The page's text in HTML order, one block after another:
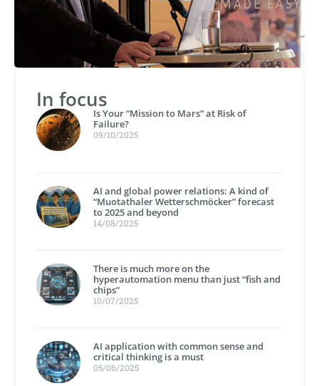
In focus
Is Your “Mission to Mars” at Risk of
Failure?
09/10/2025
AI and global power relations: A kind of
“Muotathaler Wetterschmöcker” forecast
to 2025 and beyond
14/08/2025
There is much more on the
hyperautomation menu than just “fish and
chips”
10/07/2025
AI application with common sense and
critical thinking is a must
05/06/2025